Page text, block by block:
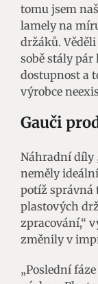
tomu jsem
lamely na
držáků.
sobě stály
dostupnost a
výrobce
Gauči
Náhradní díly
neměly
potíž správná
plastových
zpracování,“
změnily v
„Poslední